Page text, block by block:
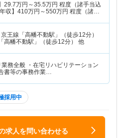
29.7万円～35.5万円 程度（諸手当込
収】 410万円～550万円 程度（諸手
京王線「高幡不動駅」（徒歩12分）
高幡不動駅」（徒歩12分） 他
務全般 ・在宅リハビリテーション
書等の事務作業…
採用中
求人を問い合わせる